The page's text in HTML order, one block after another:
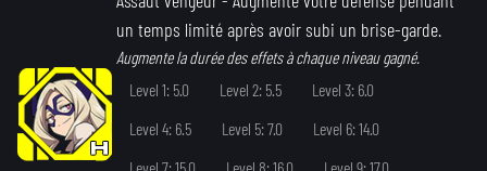
un temps limité après avoir subi un brise-garde.
Augmente la durée des effets à chaque niveau gagné.
Level 1: 5.0
Level 2: 5.5
Level 3: 6.0
Level 4: 6.5
Level 5: 7.0
Level 6: 14.0